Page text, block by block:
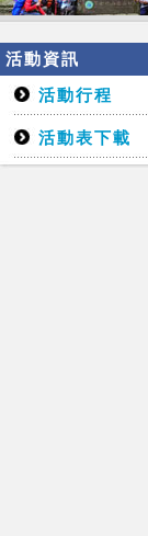
活動資訊
活動行程
活動表下載